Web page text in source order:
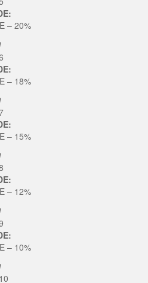
– 20%
– 18%
– 15%
– 12%
– 10%